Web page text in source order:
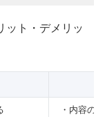
ット・デメリッ
・内容の